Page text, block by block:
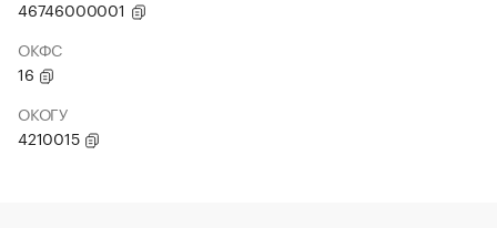
46746000001
ОКФС
16
ОКОГУ
4210015